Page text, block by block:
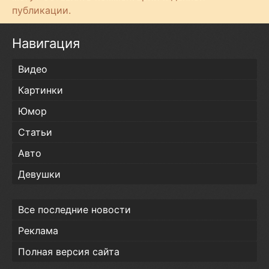
публикации.
Навигация
Видео
Картинки
Юмор
Статьи
Авто
Девушки
Все последние новости
Реклама
Полная версия сайта